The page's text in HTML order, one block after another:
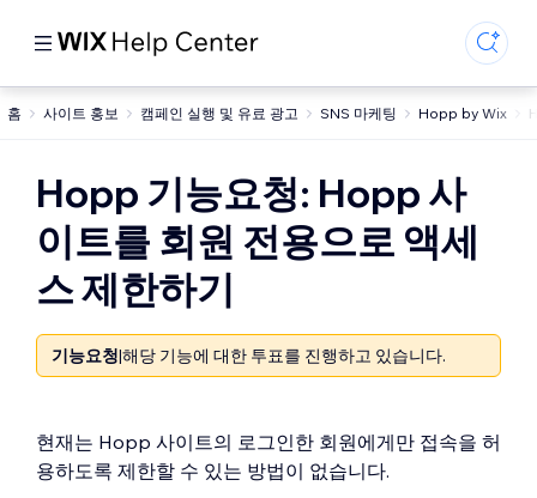
홈 사이트 홍보 캠페인 실행 및 유료 광고 SNS 마케팅 Hopp by Wix
Hopp 기능요청: Hopp 사
이트를 회원 전용으로 액세
스 제한하기
기능요청|해당 기능에 대한 투표를 진행하고 있습니다.
현재는 Hopp 사이트의 로그인한 회원에게만 접속을 허
용하도록 제한할 수 있는 방법이 없습니다.